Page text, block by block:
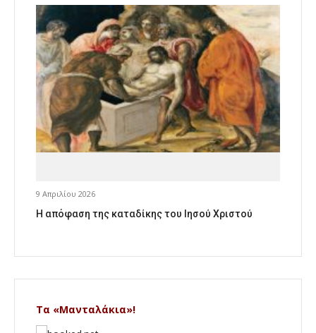
9 Απριλίου 2026
Η απόφαση της καταδίκης του Ιησού Χριστού
Τα «Μανταλάκια»!